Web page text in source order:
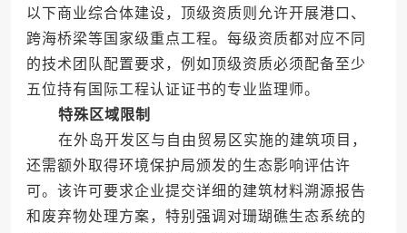
以下商业综合体建设，顶级资质则允许开展港口、
跨海桥梁等国家级重点工程。每级资质都对应不同
的技术团队配置要求，例如顶级资质必须配备至少
五位持有国际工程认证证书的专业监理师。
特殊区域限制
在外岛开发区与自由贸易区实施的建筑项目，
还需额外取得环境保护局颁发的生态影响评估许
可。该许可要求企业提交详细的建筑材料溯源报告
和废弃物处理方案，特别强调对珊瑚礁生态系统的